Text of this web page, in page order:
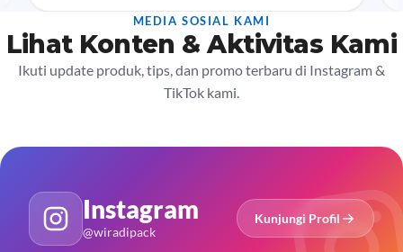
MEDIA SOSIAL KAMI
Lihat Konten & Aktivitas Kami
Ikuti update produk, tips, dan promo terbaru di Instagram &
TikTok kami.
Instagram
@wiradipack
Kunjungi Profil